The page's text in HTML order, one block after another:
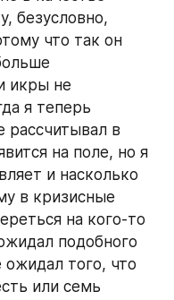
безусловно,
что так он
икры не
я теперь
рассчитывал в
на поле, но я
и насколько
в кризисные
на кого-то
подобного
ожидал того, что
или семь